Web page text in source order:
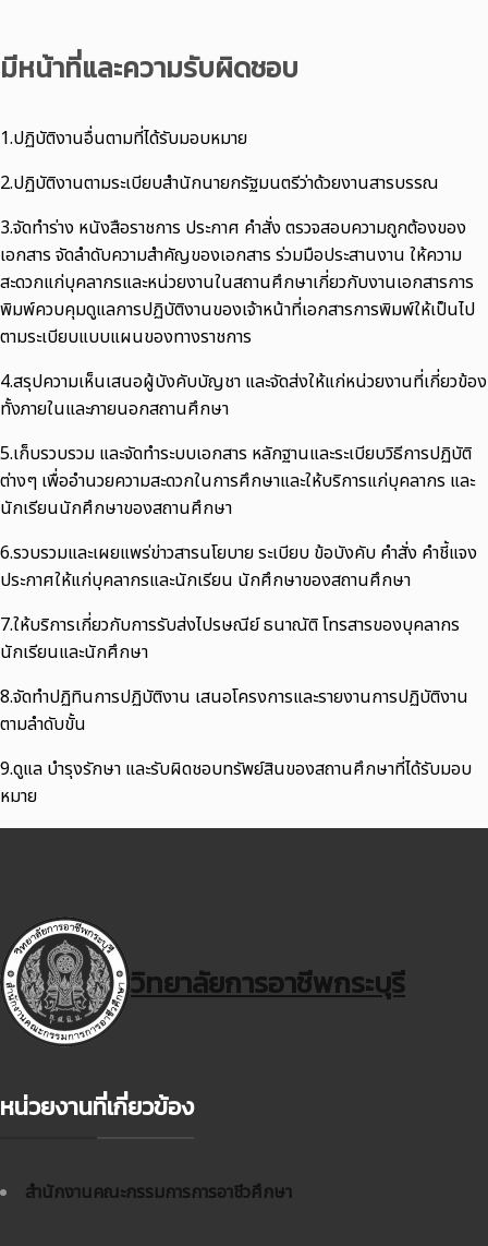
มีหน้าที่และความรับผิดชอบ
1.ปฏิบัติงานอื่นตามที่ได้รับมอบหมาย
2.ปฏิบัติงานตามระเบียบสำนักนายกรัฐมนตรีว่าด้วยงานสารบรรณ
3.จัดทำร่าง หนังสือราชการ ประกาศ คำสั่ง ตรวจสอบความถูกต้องของ
เอกสาร จัดลำดับความสำคัญของเอกสาร ร่วมมือประสานงาน ให้ความ
สะดวกแก่บุคลากรและหน่วยงานในสถานศึกษาเกี่ยวกับงานเอกสารการ
พิมพ์ควบคุมดูแลการปฏิบัติงานของเจ้าหน้าที่เอกสารการพิมพ์ให้เป็นไป
ตามระเบียบแบบแผนของทางราชการ
4.สรุปความเห็นเสนอผู้บังคับบัญชา และจัดส่งให้แก่หน่วยงานที่เกี่ยวข้อง
ทั้งภายในและภายนอกสถานศึกษา
5.เก็บรวบรวม และจัดทำระบบเอกสาร หลักฐานและระเบียบวิธีการปฏิบัติ
ต่างๆ เพื่ออำนวยความสะดวกในการศึกษาและให้บริการแก่บุคลากร และ
นักเรียนนักศึกษาของสถานศึกษา
6.รวบรวมและเผยแพร่ข่าวสารนโยบาย ระเบียบ ข้อบังคับ คำสั่ง คำชี้แจง
ประกาศให้แก่บุคลากรและนักเรียน นักศึกษาของสถานศึกษา
7.ให้บริการเกี่ยวกับการรับส่งไปรษณีย์ ธนาณัติ โทรสารของบุคลากร
นักเรียนและนักศึกษา
8.จัดทำปฏิทินการปฏิบัติงาน เสนอโครงการและรายงานการปฏิบัติงาน
ตามลำดับขั้น
9.ดูแล บำรุงรักษา และรับผิดชอบทรัพย์สินของสถานศึกษาที่ได้รับมอบ
หมาย
วิทยาลัยการอาชีพกระบุรี
หน่วยงานที่เกี่ยวข้อง
สำนักงานคณะกรรมการการอาชีวศึกษา